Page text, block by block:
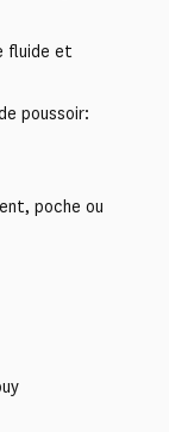
fluide et
poussoir:
poche ou